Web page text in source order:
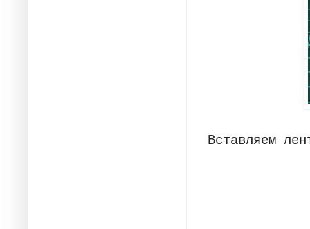
Вставляем